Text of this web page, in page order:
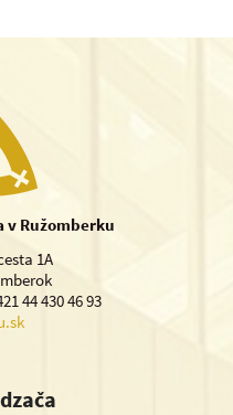
v Ružomberku
1A
44 430 46 93